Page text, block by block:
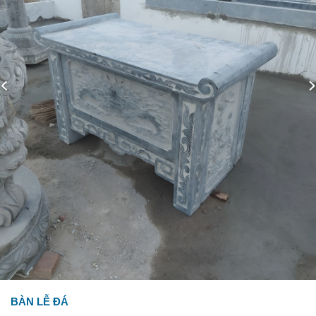
BÀN LỄ ĐÁ